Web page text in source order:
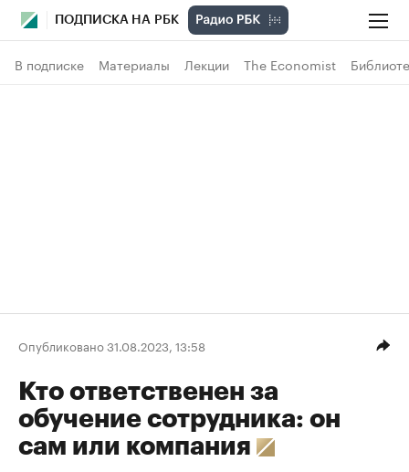
ПОДПИСКА НА РБК
В подписке Материалы Лекции The Economist
Опубликовано 31.08.2023, 13:58
Кто ответственен за
обучение сотрудника: он
сам или компания